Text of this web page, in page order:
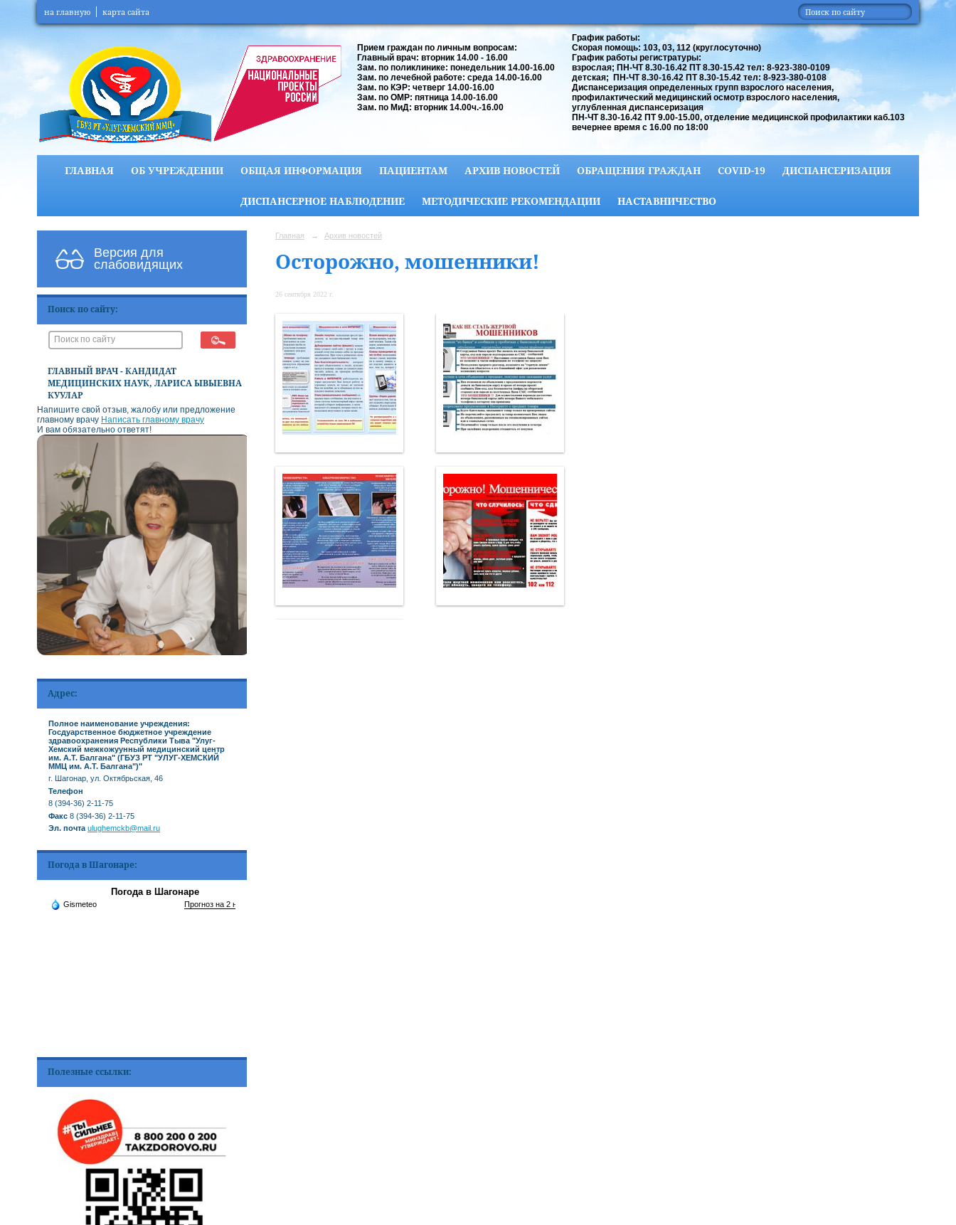
на главную карта сайта
Прием граждан по личным вопросам:
Главный врач: вторник 14.00 - 16.00
Зам. по поликлинике: понедельник 14.00-16.00
Зам. по лечебной работе: среда 14.00-16.00
Зам. по КЭР: четверг 14.00-16.00
Зам. по ОМР: пятница 14.00-16.00
Зам. по МиД: вторник 14.00ч.-16.00
График работы:
Скорая помощь: 103, 03, 112 (круглосуточно)
График работы регистратуры:
взрослая; ПН-ЧТ 8.30-16.42 ПТ 8.30-15.42 тел: 8-923-380-0109
детская; ПН-ЧТ 8.30-16.42 ПТ 8.30-15.42 тел: 8-923-380-0108
Диспансеризация определенных групп взрослого населения,
профилактический медицинский осмотр взрослого населения,
углубленная диспансеризация
ПН-ЧТ 8.30-16.42 ПТ 9.00-15.00, отделение медицинской профилактики каб.103
вечернее время с 16.00 по 18:00
ГЛАВНАЯ ОБ УЧРЕЖДЕНИИ ОБЩАЯ ИНФОРМАЦИЯ ПАЦИЕНТАМ АРХИВ НОВОСТЕЙ ОБРАЩЕНИЯ ГРАЖДАН COVID-19 ДИСПАНСЕРИЗАЦИЯ
ДИСПАНСЕРНОЕ НАБЛЮДЕНИЕ МЕТОДИЧЕСКИЕ РЕКОМЕНДАЦИИ НАСТАВНИЧЕСТВО
Версия для
слабовидящих
Поиск по сайту:
ГЛАВНЫЙ ВРАЧ - КАНДИДАТ
МЕДИЦИНСКИХ НАУК, ЛАРИСА ЫВЫЕВНА
КУУЛАР
Напишите свой отзыв, жалобу или предложение
главному врачу Написать главному врачу
И вам обязательно ответят!
Адрес:
Полное наименование учреждения:
Госдуарственное бюджетное учреждение
здравоохранения Республики Тыва "Улуг-
Хемский межкожуунный медицинский центр
им. А.Т. Балгана" (ГБУЗ РТ "УЛУГ-ХЕМСКИЙ
ММЦ им. А.Т. Балгана")"
г. Шагонар, ул. Октябрьская, 46
Телефон
8 (394-36) 2-11-75
Факс 8 (394-36) 2-11-75
Эл. почта ulughemckb@mail.ru
Погода в Шагонаре:
Погода в Шагонаре
Gismeteo Прогноз на 2 недели
Полезные ссылки:
Главная → Архив новостей
Осторожно, мошенники!
26 сентября 2022 г.